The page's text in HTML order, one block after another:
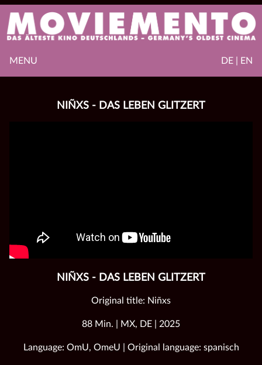
DE | EN
MENU
NIÑXS - DAS LEBEN GLITZERT
NIÑXS - DAS LEBEN GLITZERT
Original title: Niñxs
88 Min. | MX, DE | 2025
Language: OmU, OmeU | Original language: spanisch